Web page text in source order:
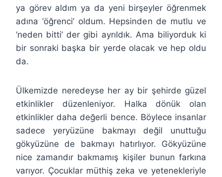
ya görev aldım ya da yeni birşeyler öğrenmek
adına ‘öğrenci’ oldum. Hepsinden de mutlu ve
‘neden bitti’ der gibi ayrıldık. Ama biliyorduk ki
bir sonraki başka bir yerde olacak ve hep oldu
da.
Ülkemizde neredeyse her ay bir şehirde güzel
etkinlikler düzenleniyor. Halka dönük olan
etkinlikler daha değerli bence. Böylece insanlar
sadece yeryüzüne bakmayı değil unuttuğu
gökyüzüne de bakmayı hatırlıyor. Gökyüzüne
nice zamandır bakmamış kişiler bunun farkına
varıyor. Çocuklar müthiş zeka ve yetenekleriyle